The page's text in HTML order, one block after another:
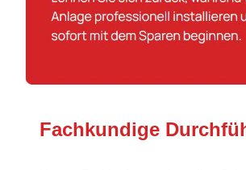
Fachkundige